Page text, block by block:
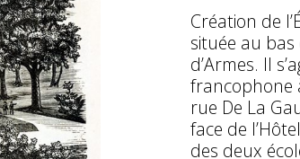
Création de
située au
d’Armes. Il
francophone
rue De La
face de
des deux